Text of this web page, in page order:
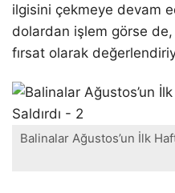
ilgisini çekmeye devam
dolardan işlem görse
fırsat olarak
Balinalar Ağustos’un İlk